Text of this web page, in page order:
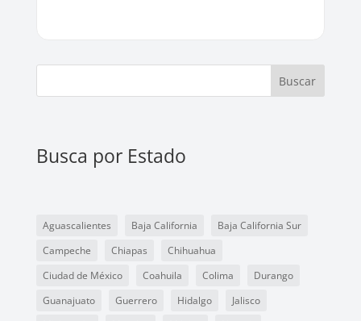
Buscar
Busca por Estado
Aguascalientes Baja California
Baja California Sur
Campeche
Chiapas
Chihuahua
Ciudad de México
Coahuila Colima
Durango
Guanajuato
Guerrero Hidalgo
Jalisco